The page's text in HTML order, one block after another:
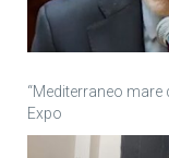
“Mediterraneo mare
Expo